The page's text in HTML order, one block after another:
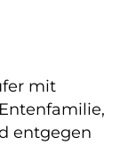
mit
entgegen